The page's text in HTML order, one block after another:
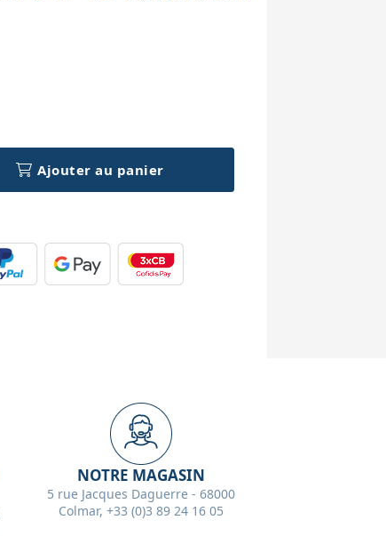
Ajouter au panier
NOTRE MAGASIN
5 rue Jacques Daguerre - 68000
Colmar, +33 (0)3 89 24 16 05